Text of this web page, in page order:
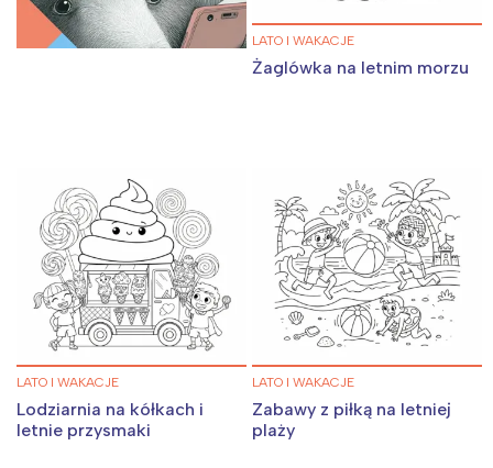
LATO I WAKACJE
Żaglówka na letnim morzu
LATO I WAKACJE
Lodziarnia na kółkach i
letnie przysmaki
LATO I WAKACJE
Zabawy z piłką na letniej
plaży